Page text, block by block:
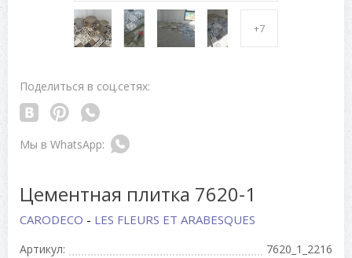
+7
Поделиться в соц.сетях:
Цементная плитка 7620-1
CARODECO - LES FLEURS ET ARABESQUES
Артикул:
7620_1_2216